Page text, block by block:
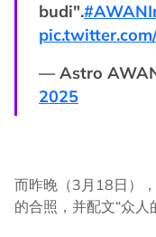
budi".
— Astro
2025
而昨晚（3月18日）
的合照，并配文“众人